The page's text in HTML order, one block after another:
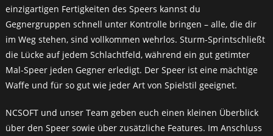
einzigartigen Fertigkeiten des Speers kannst du
Gegnergruppen schnell unter Kontrolle bringen – alle, die dir
im Weg stehen, sind vollkommen wehrlos. Sturm-Sprintschließt
die Lücke auf jedem Schlachtfeld, während ein gut getimter
Mal-Speer jeden Gegner erledigt. Der Speer ist eine mächtige
Waffe und für so gut wie jeder Art von Spielstil geeignet.
NCSOFT und unser Team geben euch einen kleinen Überblick
über den Speer sowie über zusätzliche Features. Im Anschluss